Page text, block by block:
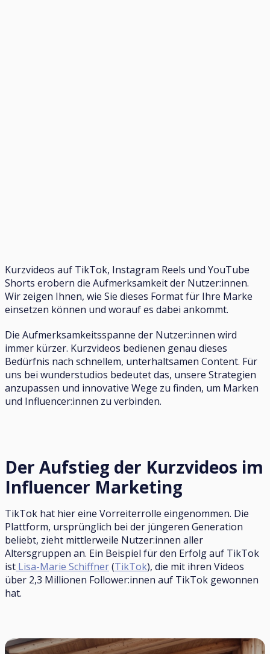
Kurzvideos auf TikTok, Instagram Reels und YouTube
Shorts erobern die Aufmerksamkeit der Nutzer:innen.
Wir zeigen Ihnen, wie Sie dieses Format für Ihre Marke
einsetzen können und worauf es dabei ankommt.
Die Aufmerksamkeitsspanne der Nutzer:innen wird
immer kürzer. Kurzvideos bedienen genau dieses
Bedürfnis nach schnellem, unterhaltsamen Content. Für
uns bei wunderstudios bedeutet das, unsere Strategien
anzupassen und innovative Wege zu finden, um Marken
und Influencer:innen zu verbinden.
Der Aufstieg der Kurzvideos im
Influencer Marketing
TikTok hat hier eine Vorreiterrolle eingenommen. Die
Plattform, ursprünglich bei der jüngeren Generation
beliebt, zieht mittlerweile Nutzer:innen aller
Altersgruppen an. Ein Beispiel für den Erfolg auf TikTok
ist Lisa-Marie Schiffner(TikTok), die mit ihren Videos
über 2,3 Millionen Follower:innen auf TikTok gewonnen
hat.